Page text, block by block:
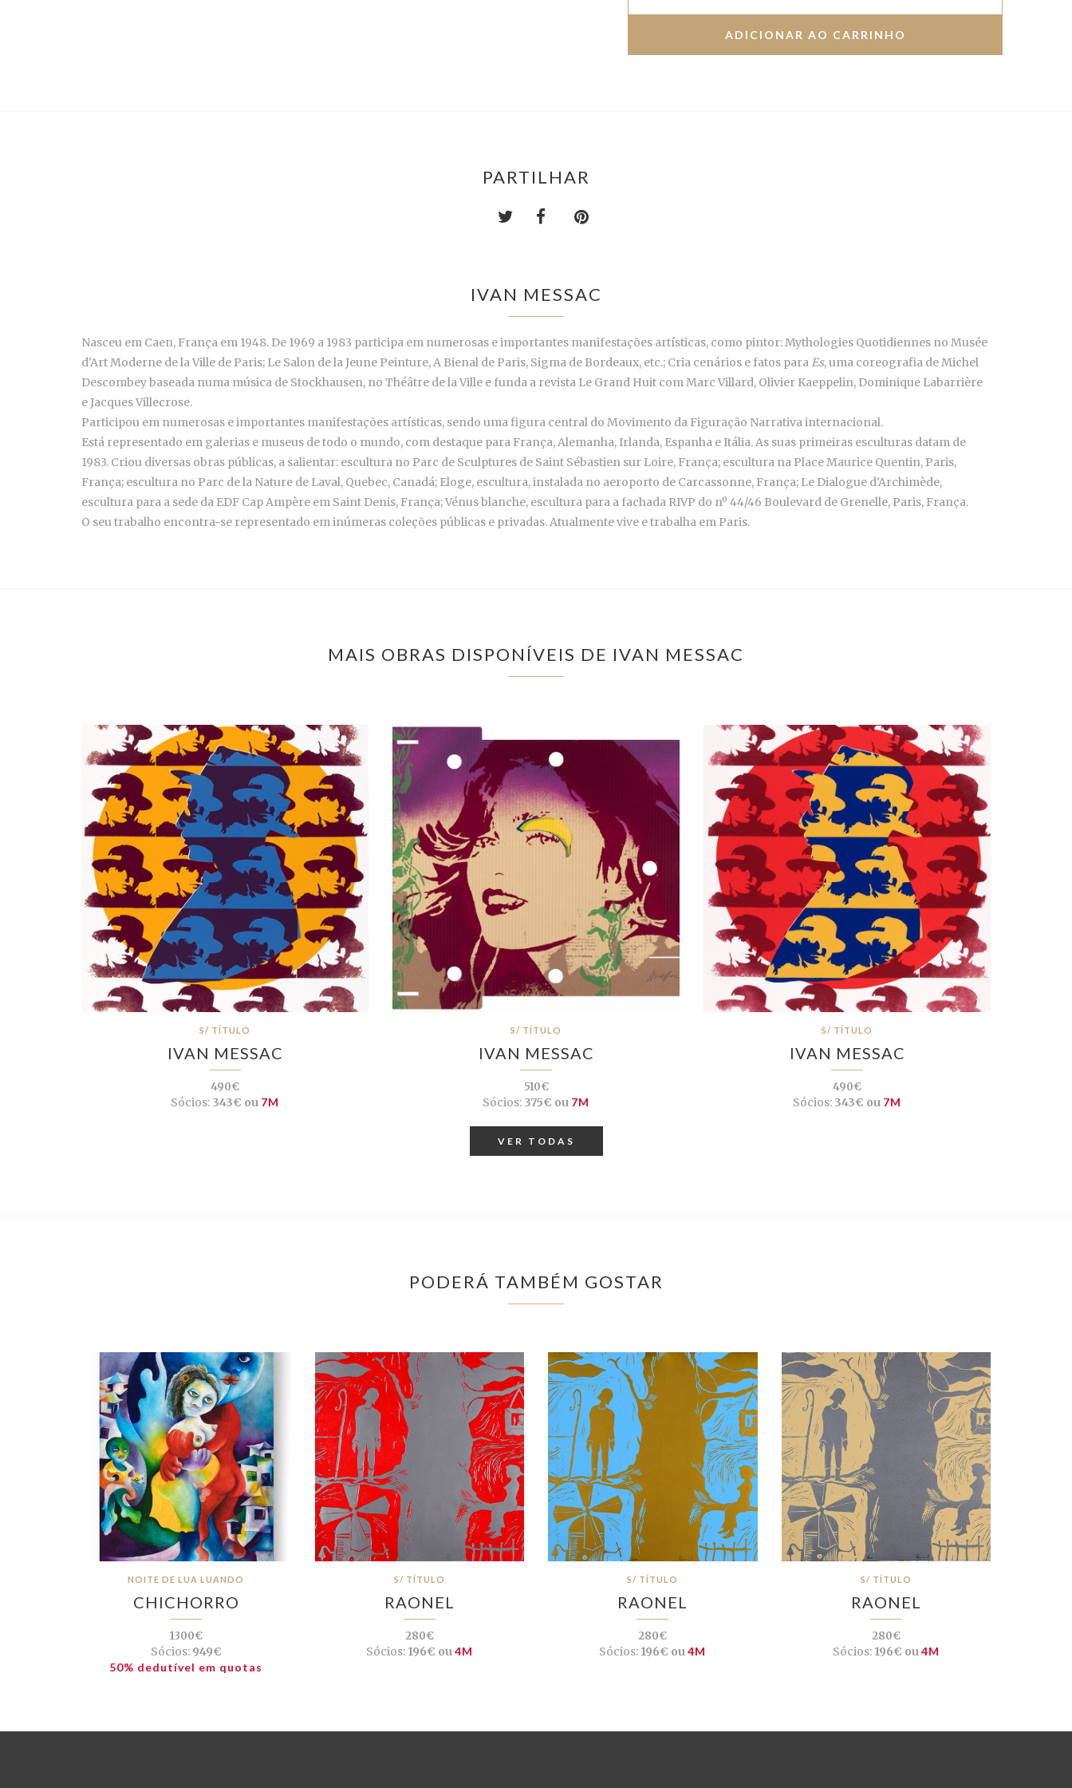
PARTILHAR
IVAN MESSAC
Nasceu em Caen, França em 1948. De 1969 a 1983 participa em numerosas e importantes manifestações artísticas, como pintor: Mythologies Quotidiennes no Musée
d'Art Moderne de la Ville de Paris; Le Salon de la Jeune Peinture, A Bienal de Paris, Sigma de Bordeaux, etc.; Cria cenários e fatos para Es, uma coreografia de Michel
Descombey baseada numa música de Stockhausen, no Théâtre de la Ville e funda a revista Le Grand Huit com Marc Villard, Olivier Kaeppelin, Dominique Labarrière
e Jacques Villecrose.
Participou em numerosas e importantes manifestações artísticas, sendo uma figura central do Movimento da Figuração Narrativa internacional.
Está representado em galerias e museus de todo o mundo, com destaque para França, Alemanha, Irlanda, Espanha e Itália. As suas primeiras esculturas datam de
1983. Criou diversas obras públicas, a salientar: escultura no Parc de Sculptures de Saint Sébastien sur Loire, França; escultura na Place Maurice Quentin, Paris,
França; escultura no Parc de la Nature de Laval, Quebec, Canadá; Eloge, escultura, instalada no aeroporto de Carcassonne, França; Le Dialogue d'Archimède,
escultura para a sede da EDF Cap Ampère em Saint Denis, França; Vénus blanche, escultura para a fachada RIVP do nº 44/46 Boulevard de Grenelle, Paris, França.
O seu trabalho encontra-se representado em inúmeras coleções públicas e privadas. Atualmente vive e trabalha em Paris.
MAIS OBRAS DISPONÍVEIS DE IVAN MESSAC
S/ TÍTULO
IVAN MESSAC
490€
Sócios: 343€ ou 7M
S/ TÍTULO
IVAN MESSAC
510€
Sócios: 375€ ou 7M
S/ TÍTULO
IVAN MESSAC
490€
Sócios: 343€ ou 7M
VER TODAS
PODERÁ TAMBÉM GOSTAR
NOITE DE LUA LUANDO
CHICHORRO
1300€
Sócios:949€
50% dedutível em quotas
S/ TÍTULO
RAONEL
280€
Sócios:196€ ou4M
S/ TÍTULO
RAONEL
280€
Sócios: 196€ ou4M
S/ TÍTULO
RAONEL
280€
Sócios:196€ ou4M